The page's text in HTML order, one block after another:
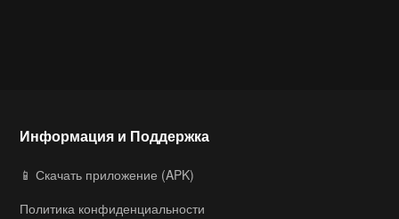
Информация и Поддержка
📱 Скачать приложение (APK)
Политика конфиденциальности